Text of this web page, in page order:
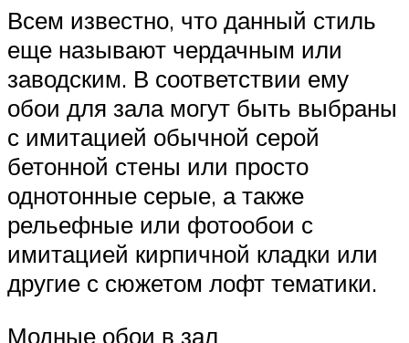
Всем известно, что данный стиль
еще называют чердачным или
заводским. В соответствии ему
обои для зала могут быть выбраны
с имитацией обычной серой
бетонной стены или просто
однотонные серые, а также
рельефные или фотообои с
имитацией кирпичной кладки или
другие с сюжетом лофт тематики.
Модные обои в зал